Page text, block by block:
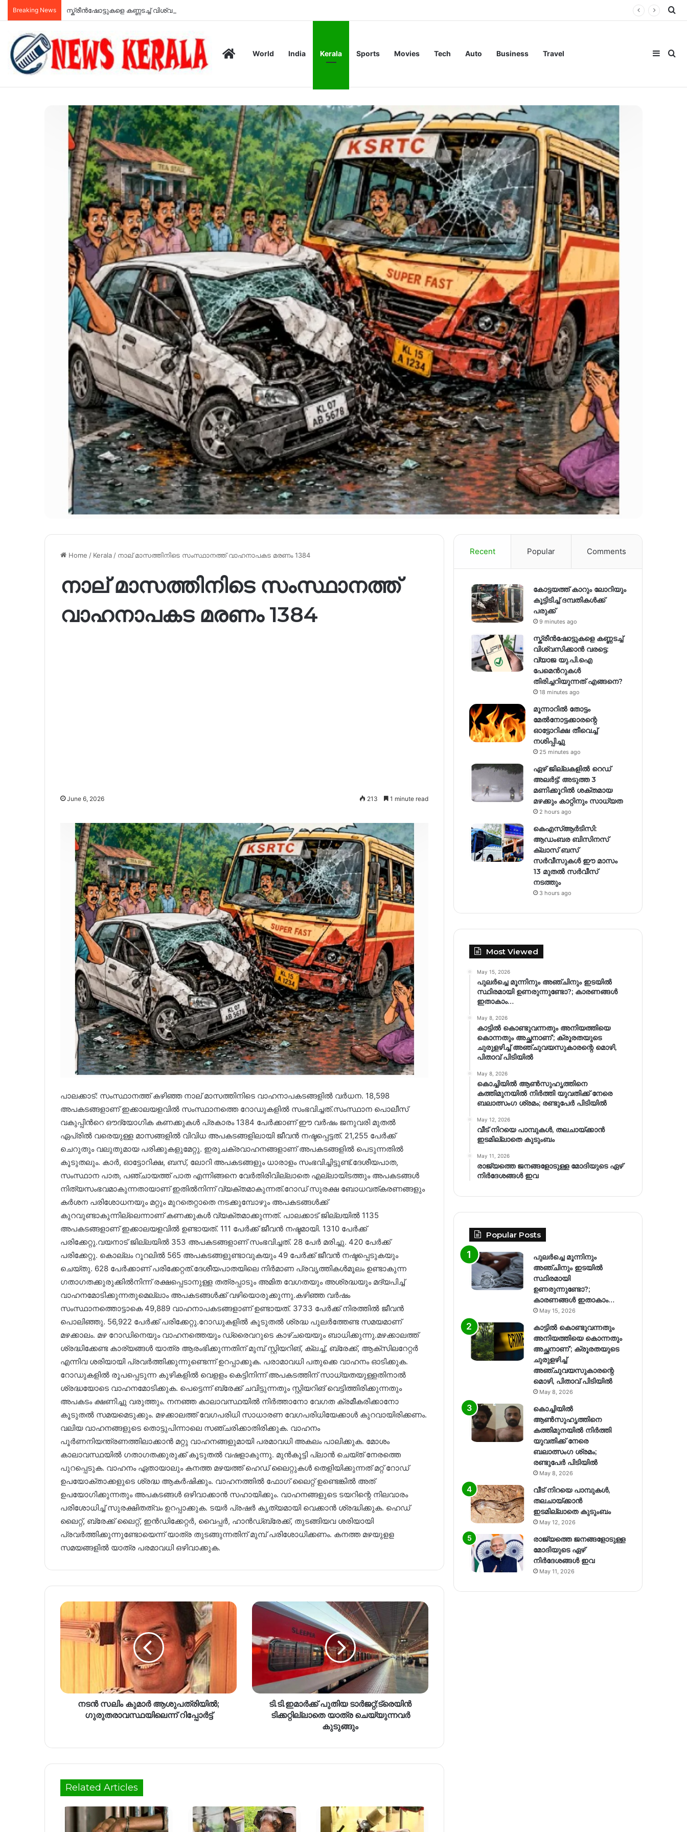
Breaking News സ്ക്രീൻഷോട്ടുകളെ കണ്ണടച്ച് വിശ്വസിക്കാൻ വരട്ടെ: വ്യാജ യു.പി.ഐ പേമെന്‍റുകൾ തിരിച്ചറിയുന്നത് എങ്ങനെ?
HomeWorld India Kerala Sports Movies Tech Auto Business Travel
Home / Kerala/ നാല് മാസത്തിനിടെ സംസ്ഥാനത്ത് വാഹനാപകട മരണം 1384
നാല് മാസത്തിനിടെ സംസ്ഥാനത്ത്
വാഹനാപകട മരണം 1384
June 6, 2026 213 1 minute read
പാലക്കാട്: സംസ്ഥാനത്ത് കഴിഞ്ഞ നാല് മാസത്തിനിടെ വാഹനാപകടങ്ങളിൽ വർധന. 18,598
അപകടങ്ങളാണ് ഇക്കാലയളവിൽ സംസ്ഥാനത്തെ റോഡുകളിൽ സംഭവിച്ചത്.സംസ്ഥാന പൊലീസ്
വകുപ്പിന്‍റെ ഔദ്യോഗിക കണക്കുകൾ പ്രകാരം 1384 പേർക്കാണ് ഈ വർഷം ജനുവരി മുതൽ
ഏപ്രിൽ വരെയുള്ള മാസങ്ങളിൽ വിവിധ അപകടങ്ങളിലായി ജീവൻ നഷ്ടപ്പെട്ടത്. 21,255 പേർക്ക്
ചെറുതും വലുതുമായ പരിക്കുകളുമേറ്റു. ഇരുചക്രവാഹനങ്ങളാണ് അപകടങ്ങളിൽ പെടുന്നതിൽ
കൂടുതലും. കാർ, ഓട്ടോറിക്ഷ, ബസ്, ലോറി അപകടങ്ങളും ധാരാളം സംഭവിച്ചിട്ടുണ്ട്.ദേശീയപാത,
സംസ്ഥാന പാത, പഞ്ചായത്ത് പാത എന്നിങ്ങനെ വേർതിരിവില്ലാതെ എല്ലായിടത്തും അപകടങ്ങൾ
നിത്യസംഭവമാകുന്നതായാണ് ഇതിൽനിന്ന് വ്യക്തമാകുന്നത്.റോഡ് സുരക്ഷ ബോധവത്കരണങ്ങളും
കർശന പരിശോധനയും മറ്റും മുറതെറ്റാതെ നടക്കുമ്പോഴും അപകടങ്ങൾക്ക്
കുറവുണ്ടാകുന്നില്ലെന്നാണ് കണക്കുകൾ വ്യക്തമാക്കുന്നത്. പാലക്കാട് ജില്ലയിൽ 1135
അപകടങ്ങളാണ് ഇക്കാലയളവിൽ ഉണ്ടായത്. 111 പേർക്ക് ജീവൻ നഷ്ടമായി. 1310 പേർക്ക്
പരിക്കേറ്റു.വയനാട് ജില്ലയിൽ 353 അപകടങ്ങളാണ് സംഭവിച്ചത്. 28 പേർ മരിച്ചു. 420 പേർക്ക്
പരിക്കേറ്റു. കൊല്ലം റൂറലിൽ 565 അപകടങ്ങളുണ്ടാവുകയും 49 പേർക്ക് ജീവൻ നഷ്ടപ്പെടുകയും
ചെയ്തു. 628 പേർക്കാണ് പരിക്കേറ്റത്.ദേശീയപാതയിലെ നിർമാണ പ്രവൃത്തികൾമൂലം ഉണ്ടാകുന്ന
ഗതാഗതക്കുരുക്കിൽനിന്ന് രക്ഷപ്പെടാനുള്ള തത്രപ്പാടും അമിത വേഗതയും അശ്രദ്ധയും മദ്യപിച്ച്
വാഹനമോടിക്കുന്നതുമെല്ലാം അപകടങ്ങൾക്ക് വഴിയൊരുക്കുന്നു.കഴിഞ്ഞ വർഷം
സംസ്ഥാനത്തൊട്ടാകെ 49,889 വാഹനാപകടങ്ങളാണ് ഉണ്ടായത്. 3733 പേർക്ക് നിരത്തിൽ ജീവൻ
പൊലിഞ്ഞു. 56,922 പേർക്ക് പരിക്കേറ്റു.റോഡുകളിൽ കൂടുതൽ ശ്രദ്ധ പുലർത്തേണ്ട സമയമാണ്
മഴക്കാലം. മഴ റോഡിനെയും വാഹനത്തെയും ഡ്രൈവറുടെ കാഴ്ചയെയും ബാധിക്കുന്നു.മഴക്കാലത്ത്
ശ്രദ്ധിക്കേണ്ട കാര്യങ്ങൾ യാത്ര ആരംഭിക്കുന്നതിന് മുമ്പ് സ്റ്റിയറിങ്, ക്ലച്ച്, ബ്രേക്ക്, ആക്സിലറേറ്റർ
എന്നിവ ശരിയായി പ്രവർത്തിക്കുന്നുണ്ടെന്ന് ഉറപ്പാക്കുക. പരാമാവധി പതുക്കെ വാഹനം ഓടിക്കുക.
റോഡുകളില്‍ രൂപപ്പെടുന്ന കുഴികളിൽ വെളളം കെട്ടിനിന്ന് അപകടത്തിന് സാധ്യതയുള്ളതിനാല്‍
ശ്രദ്ധയോടെ വാഹനമോടിക്കുക. പെട്ടെന്ന് ബ്രേക്ക് ചവിട്ടുന്നതും സ്റ്റിയറിങ് വെട്ടിത്തിരിക്കുന്നതും
അപകടം ക്ഷണിച്ചു വരുത്തും. നനഞ്ഞ കാലാവസ്ഥയിൽ നിർത്താനോ വേഗത ക്രമീകരിക്കാനോ
കൂടുതൽ സമയമെടുക്കും. മഴക്കാലത്ത് വേഗപരിധി സാധാരണ വേഗപരിധിയേക്കാൾ കുറവായിരിക്കണം.
വലിയ വാഹനങ്ങളുടെ തൊട്ടുപിന്നാലെ സഞ്ചരിക്കാതിരിക്കുക. വാഹനം
പൂര്‍ണനിയന്ത്രണത്തിലാക്കാന്‍ മറ്റു വാഹനങ്ങളുമായി പരമാവധി അകലം പാലിക്കുക. മോശം
കാലാവസ്ഥയിൽ ഗതാഗതക്കുരുക്ക് കൂടുതൽ വഷളാകുന്നു. മുൻകൂട്ടി പ്ലാൻ ചെയ്‌ത് നേരത്തെ
പുറപ്പെടുക. വാഹനം ഏതായാലും കനത്ത മഴയത്ത് ഹെഡ് ലൈറ്റുകൾ തെളിയിക്കുന്നത് മറ്റ് റോഡ്
ഉപയോക്താക്കളുടെ ശ്രദ്ധ ആകർഷിക്കും. വാഹനത്തില്‍ ഫോഗ് ലൈറ്റ് ഉണ്ടെങ്കില്‍ അത്
ഉപയോഗിക്കുന്നതും അപകടങ്ങള്‍ ഒഴിവാക്കാന്‍ സഹായിക്കും. വാഹനങ്ങളുടെ ടയറിന്റെ നിലവാരം
പരിശോധിച്ച് സുരക്ഷിതത്വം ഉറപ്പാക്കുക. ടയർ പ്രഷർ കൃത്യമായി വെക്കാൻ ശ്രദ്ധിക്കുക. ഹെഡ്
ലൈറ്റ്, ബ്രേക്ക് ലൈറ്റ്, ഇന്‍ഡിക്കേറ്റര്‍, വൈപ്പര്‍, ഹാന്‍ഡ്ബ്രേക്ക്, തുടങ്ങിയവ ശരിയായി
പ്രവര്‍ത്തിക്കുന്നുണ്ടോയെന്ന് യാത്ര തുടങ്ങുന്നതിന് മുമ്പ് പരിശോധിക്കണം. കനത്ത മഴയുളള
സമയങ്ങളില്‍ യാത്ര പരമാവധി ഒഴിവാക്കുക.
നടൻ സലിം കുമാർ ആശുപത്രിയിൽ;
ഗുരുതരാവസ്ഥയിലെന്ന് റിപ്പോർട്ട്
ടി.ടി.ഇമാർക്ക് പുതിയ ടാർജറ്റ്;ട്രെയിൻ
ടിക്കറ്റില്ലാതെ യാത്ര ചെയ്യുന്നവർ
കുടുങ്ങും
Related Articles
Recent Popular Comments
കോട്ടയത്ത് കാറും ലോറിയും
കൂട്ടിടിച്ച് ദമ്പതികള്‍ക്ക്
പരുക്ക്
9 minutes ago
സ്ക്രീൻഷോട്ടുകളെ കണ്ണടച്ച്
വിശ്വസിക്കാൻ വരട്ടെ:
വ്യാജ യു.പി.ഐ
പേമെന്‍റുകൾ
തിരിച്ചറിയുന്നത് എങ്ങനെ?
18 minutes ago
മൂന്നാറിൽ തോട്ടം
മേൽനോട്ടക്കാരന്റെ
ഓട്ടോറിക്ഷ തീവെച്ച്
നശിപ്പിച്ചു
25 minutes ago
ഏഴ് ജില്ലകളില്‍ റെഡ്
അലര്‍ട്ട്: അടുത്ത 3
മണിക്കൂറിൽ ശക്തമായ
മഴക്കും കാറ്റിനും സാധ്യത
2 hours ago
കെഎസ്ആർടിസി:
ആഡംബര ബിസിനസ്
ക്ലാസ് ബസ്
സർവീസുകൾ ഈ മാസം
13 മുതൽ സർവീസ്
നടത്തും
3 hours ago
Most Viewed
May 15, 2026
പുലർച്ചെ മൂന്നിനും അഞ്ചിനും ഇടയിൽ
സ്ഥിരമായി ഉണരുന്നുണ്ടോ?; കാരണങ്ങള്‍
ഇതാകാം…
May 8, 2026
കാട്ടിൽ കൊണ്ടുവന്നതും അനിയത്തിയെ
കൊന്നതും അച്ഛനാണ്’; ക്രൂരതയുടെ
ചുരുളഴിച്ച് അഞ്ചുവയസുകാരന്റെ മൊഴി,
പിതാവ് പിടിയിൽ
May 8, 2026
കൊച്ചിയിൽ ആൺസുഹൃത്തിനെ
കത്തിമുനയിൽ നിർത്തി യുവതിക്ക് നേരെ
ബലാത്സംഗ​ ശ്രമം; രണ്ടുപേർ പിടിയിൽ
May 12, 2026
വീട് നിറയെ പാമ്പുകൾ, തലചായ്ക്കാൻ
ഇടമില്ലാതെ കുടുംബം
May 11, 2026
രാജ്യത്തെ ജനങ്ങളോടുള്ള മോദിയുടെ ഏഴ്
നിര്‍ദേശങ്ങള്‍ ഇവ
Popular Posts
പുലർച്ചെ മൂന്നിനും
അഞ്ചിനും ഇടയിൽ
സ്ഥിരമായി
ഉണരുന്നുണ്ടോ?;
കാരണങ്ങള്‍ ഇതാകാം…
May 15, 2026
കാട്ടിൽ കൊണ്ടുവന്നതും
അനിയത്തിയെ കൊന്നതും
അച്ഛനാണ്’; ക്രൂരതയുടെ
ചുരുളഴിച്ച്
അഞ്ചുവയസുകാരന്റെ
മൊഴി, പിതാവ് പിടിയിൽ
May 8, 2026
കൊച്ചിയിൽ
ആൺസുഹൃത്തിനെ
കത്തിമുനയിൽ നിർത്തി
യുവതിക്ക് നേരെ
ബലാത്സംഗ​ ശ്രമം;
രണ്ടുപേർ പിടിയിൽ
May 8, 2026
വീട് നിറയെ പാമ്പുകൾ,
തലചായ്ക്കാൻ
ഇടമില്ലാതെ കുടുംബം
May 12, 2026
രാജ്യത്തെ ജനങ്ങളോടുള്ള
മോദിയുടെ ഏഴ്
നിര്‍ദേശങ്ങള്‍ ഇവ
May 11, 2026